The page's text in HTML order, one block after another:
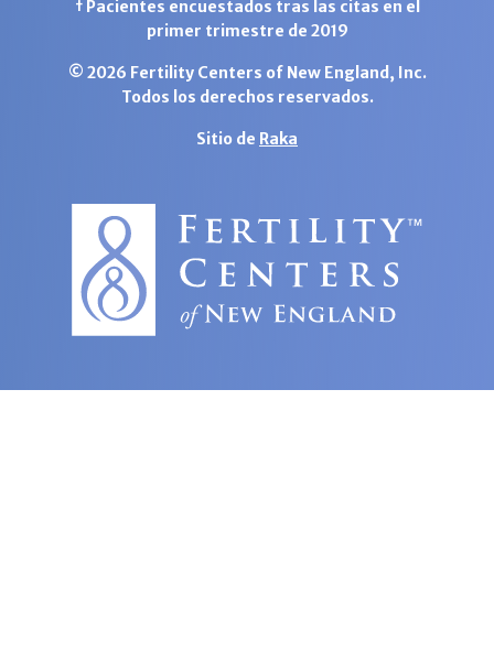
† Pacientes encuestados tras las citas en el
primer trimestre de 2019
© 2026 Fertility Centers of New England, Inc.
Todos los derechos reservados.
Sitio de Raka